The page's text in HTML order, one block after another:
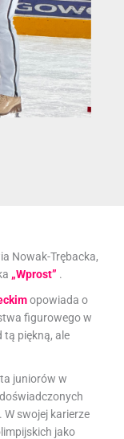
Nowak-Trębacka,
„Wprost” .
opowiada o
figurowego w
tą piękną, ale
juniorów w
swojej karierze
jako